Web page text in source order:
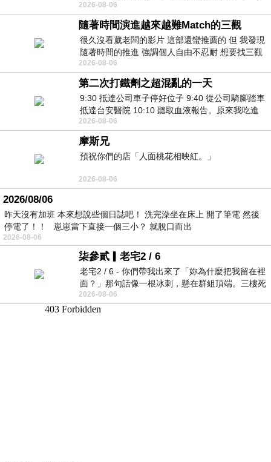
昨中
2026-08-06
隨著時間演進越來越難Match的三觀
很久沒看葳老闆的影片 這部還蠻推薦的 但 我發現
隨著時間的推進 強調個人自由不忍耐 想要找三觀
接近的不要說對象 連朋友都超
2026-08-06
第二次打鐵劑之超混亂的一天
9:30 抵達公司車子停好位子 9:40 從公司騎腳踏車
抵達台安醫院 10:10 聽取血液報告。原來我吃進
去的 B12 彌可保並非沒有吸收而是超
2026-08-06
摩斯兄
預祝你們的店「人面桃花相映紅。」
2026-08-06
2026/08/06
昨天沒有加班 本來想說些個日誌吧！ 洗完澡坐在床上 開了筆電 然後
停電了！！ 崽崽當下直接一個三小？ 就脫口而出
2026-08-06
柒參貳▎老宅2 / 6
老宅2 / 6 - 你們帶我出來了「妳為什麼把我留在裡
面？」那句話像一根冰刺，懸在群組頂端。三樓死
死盯著照片裡的人。那個人確實站在
2026-08-06